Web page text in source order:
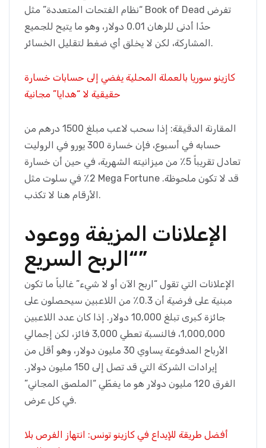
“نظام الفتحات المتعددة” مثل Book of Dead تفرض
حدًا أدنى للرهان 0.01 دولار، وهو ما يتيح للجميع
المشاركة، لكن لا يخلق أي ضغط لتقليل الخسائر.
كازينو سوريا بالعملة المحلية يفضي إلى حسابات خسارة
حقيقية لا “هدايا” مجانية
المقارنة الدقيقة: إذا سحب لاعب مبلغ 1500 درهم من
حسابه في أسبوع، فإن خسارة 300 يورو في الروليت
تعادل تقريباً 5٪ من ميزانيته الشهرية، في حين أن خسارة
2٪ في سلوت مثل Mega Fortune قد لا تكون ملحوظة.
الأرقام هنا لا تكذب.
الإعلانات المزيفة ووعود
“الربح السريع”
الإعلانات التي تقول “اربح الآن أو لا شيء” غالباً ما تكون
مبنية على فرضية أن 0.3٪ من اللاعبين سيحصلون على
جائزة كبرى تبلغ 10,000 دولار. إذا كان عدد اللاعبين
1,000,000، فالنسبة تعطي 3,000 فائز، لكن إجمالي
الأرباح المدفوعة يساوي 30 مليون دولار، وهو أقل من
إيرادات الشركة التي قد تصل إلى 150 مليون دولار.
الفرق 120 مليون دولار هو ما يغطّي “الملصق المجاني”
في كل عرض.
أفضل طريقة للإيداع في كازينو تونس: انتهاز الفرص بلا